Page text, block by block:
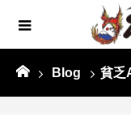
Blog 貧乏